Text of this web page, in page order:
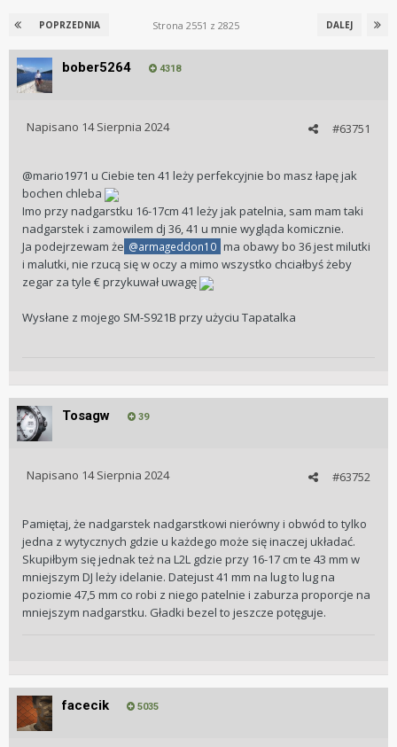
POPRZEDNIA DALEJ
Strona 2551 z 2825
bober5264 4318
#63751
Napisano 14 Sierpnia 2024
@mario1971 u Ciebie ten 41 leży perfekcyjnie bo masz łapę jak
bochen chleba
Imo przy nadgarstku 16-17cm 41 leży jak patelnia, sam mam taki
nadgarstek i zamowilem dj 36, 41 u mnie wygląda komicznie.
Ja podejrzewam że @armageddon10 ma obawy bo 36 jest milutki
i malutki, nie rzucą się w oczy a mimo wszystko chciałbyś żeby
zegar za tyle € przykuwał uwagę
Wysłane z mojego SM-S921B przy użyciu Tapatalka
Tosagw 39
#63752
Napisano 14 Sierpnia 2024
Pamiętaj, że nadgarstek nadgarstkowi nierówny i obwód to tylko
jedna z wytycznych gdzie u każdego może się inaczej układać.
Skupiłbym się jednak też na L2L gdzie przy 16-17 cm te 43 mm w
mniejszym DJ leży idelanie. Datejust 41 mm na lug to lug na
poziomie 47,5 mm co robi z niego patelnie i zaburza proporcje na
mniejszym nadgarstku. Gładki bezel to jeszcze potęguje.
facecik 5035